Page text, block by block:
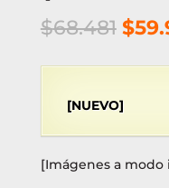
$68.481 El
$
[NUEVO]
[Imágenes a modo